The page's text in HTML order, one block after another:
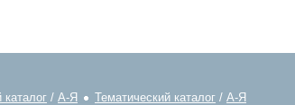
каталог / А-Я Тематический каталог / А-Я